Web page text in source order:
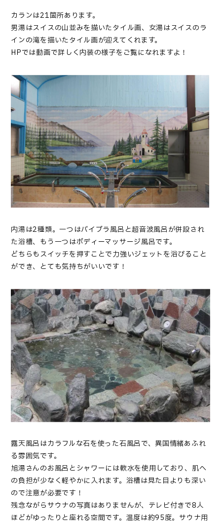
カランは21箇所あります。
男湯はスイスの山並みを描いたタイル画、女湯はスイスのラ
インの滝を描いたタイル画が迎えてくれます。
HPでは動画で詳しく内装の様子をご覧になれますよ！
内湯は2種類。一つはバイブラ風呂と超音波風呂が併設され
た浴槽、もう一つはボディーマッサージ風呂です。
どちらもスイッチを押すことで力強いジェットを浴びること
ができ、とても気持ちがいいです！
露天風呂はカラフルな石を使った石風呂で、異国情緒あふれ
る雰囲気です。
旭湯さんのお風呂とシャワーには軟水を使用しており、肌へ
の負担が少なく軽やかに入れます。浴槽は見た目よりも深い
ので注意が必要です！
残念ながらサウナの写真はありませんが、テレビ付きで8人
ほどがゆったりと座れる空間です。温度は約95度。サウナ用